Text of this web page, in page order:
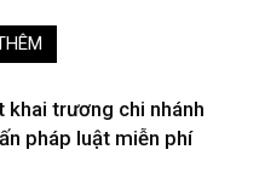
khai trương chi nhánh
pháp luật miễn phí